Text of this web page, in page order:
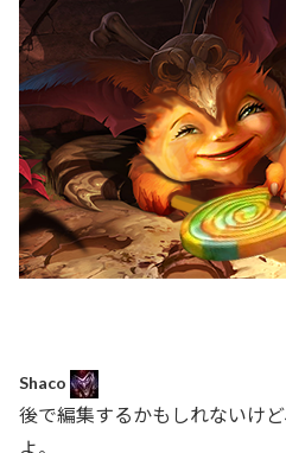
Shaco
後で編集するかもしれないけ
よ。